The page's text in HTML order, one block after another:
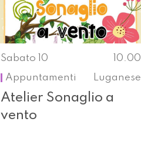
Sabato 10
10.00
Appuntamenti
Luganese
Atelier Sonaglio a
vento